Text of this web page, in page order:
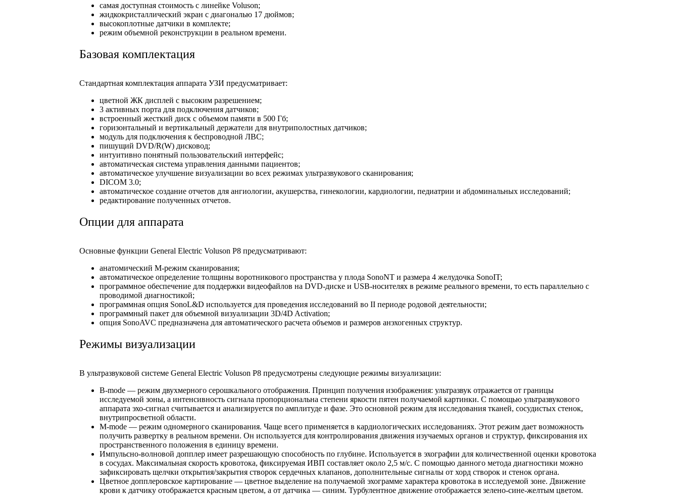
самая доступная стоимость с линейке Voluson;
жидкокристаллический экран с диагональю 17 дюймов;
высокоплотные датчики в комплекте;
режим объемной реконструкции в реальном времени.
Базовая комплектация
Стандартная комплектация аппарата УЗИ предусматривает:
цветной ЖК дисплей с высоким разрешением;
3 активных порта для подключения датчиков;
встроенный жесткий диск с объемом памяти в 500 Гб;
горизонтальный и вертикальный держатели для внутриполостных датчиков;
модуль для подключения к беспроводной ЛВС;
пишущий DVD/R(W) дисковод;
интуитивно понятный пользовательский интерфейс;
автоматическая система управления данными пациентов;
автоматическое улучшение визуализации во всех режимах ультразвукового сканирования;
DICOM 3.0;
автоматическое создание отчетов для ангиологии, акушерства, гинекологии, кардиологии, педиатрии и абдоминальных исследований;
редактирование полученных отчетов.
Опции для аппарата
Основные функции General Electric Voluson P8 предусматривают:
анатомический M-режим сканирования;
автоматическое определение толщины воротникового пространства у плода SonoNT и размера 4 желудочка SonoIT;
программное обеспечение для поддержки видеофайлов на DVD-диске и USB-носителях в режиме реального времени, то есть параллельно с
проводимой диагностикой;
программная опция SonoL&D используется для проведения исследований во II периоде родовой деятельности;
программный пакет для объемной визуализации 3D/4D Activation;
опция SonoAVC предназначена для автоматического расчета объемов и размеров анэхогенных структур.
Режимы визуализации
В ультразвуковой системе General Electric Voluson P8 предусмотрены следующие режимы визуализации:
B-mode — режим двухмерного серошкального отображения. Принцип получения изображения: ультразвук отражается от границы
исследуемой зоны, а интенсивность сигнала пропорциональна степени яркости пятен получаемой картинки. С помощью ультразвукового
аппарата эхо-сигнал считывается и анализируется по амплитуде и фазе. Это основной режим для исследования тканей, сосудистых стенок,
внутрипросветной области.
M-mode — режим одномерного сканирования. Чаще всего применяется в кардиологических исследованиях. Этот режим дает возможность
получить развертку в реальном времени. Он используется для контролирования движения изучаемых органов и структур, фиксирования их
пространственного положения в единицу времени.
Импульсно-волновой допплер имеет разрешающую способность по глубине. Используется в эхографии для количественной оценки кровотока
в сосудах. Максимальная скорость кровотока, фиксируемая ИВП составляет около 2,5 м/с. С помощью данного метода диагностики можно
зафиксировать щелчки открытия/закрытия створок сердечных клапанов, дополнительные сигналы от хорд створок и стенок органа.
Цветное допплеровское картирование — цветное выделение на получаемой эхограмме характера кровотока в исследуемой зоне. Движение
крови к датчику отображается красным цветом, а от датчика — синим. Турбулентное движение отображается зелено-сине-желтым цветом.